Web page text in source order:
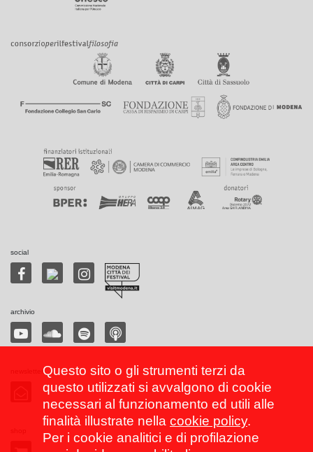
social
archivio
Questo sito o gli strumenti terzi da
questo utilizzati si avvalgono di cookie
necessari al funzionamento ed utili alle
finalità illustrate nella cookie policy.
Per i cookie analitici e di profilazione